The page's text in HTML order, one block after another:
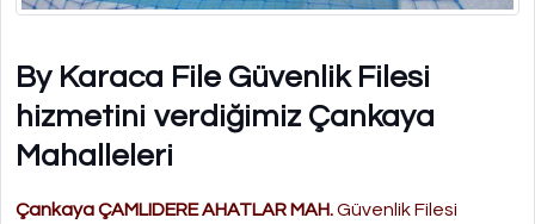
By Karaca File Güvenlik Filesi
hizmetini verdiğimiz Çankaya
Mahalleleri
Çankaya ÇAMLIDERE AHATLAR MAH.Güvenlik Filesi